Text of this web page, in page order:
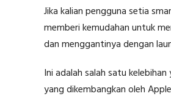
Jika kalian pengguna setia
memberi kemudahan untuk
dan menggantinya dengan
Ini adalah salah satu
yang dikembangkan oleh